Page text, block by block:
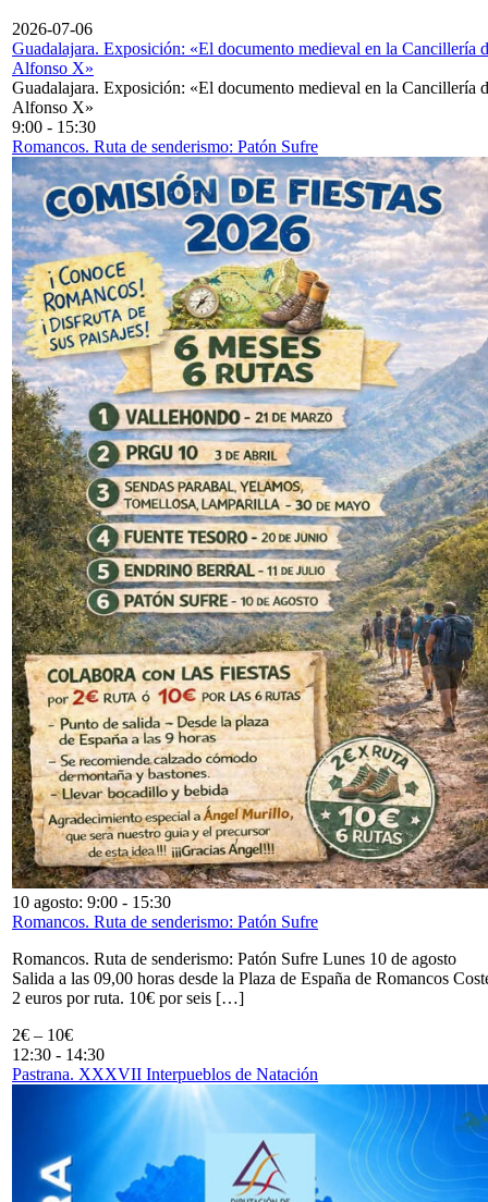
2026-07-06
Guadalajara. Exposición: «El documento medieval en la Cancillería
Alfonso X»
Guadalajara. Exposición: «El documento medieval en la Cancillería
Alfonso X»
9:00 - 15:30
Romancos. Ruta de senderismo: Patón Sufre
10 agosto: 9:00 - 15:30
Romancos. Ruta de senderismo: Patón Sufre
Romancos. Ruta de senderismo: Patón Sufre Lunes 10 de agosto
Salida a las 09,00 horas desde la Plaza de España de Romancos
2 euros por ruta. 10€ por seis […]
2€ – 10€
12:30 - 14:30
Pastrana. XXXVII Interpueblos de Natación